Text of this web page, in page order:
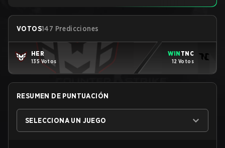
VOTOS147 Predicciones
HER
135 Votos
WIN TNC
12 Votos
RESUMEN DE PUNTUACIÓN
SELECCIONA UN JUEGO